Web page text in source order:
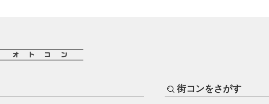
街コンをさがす